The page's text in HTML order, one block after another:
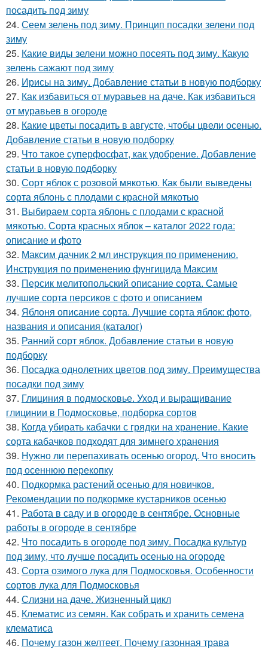
посадить под зиму
24. Сеем зелень под зиму. Принцип посадки зелени под
зиму
25. Какие виды зелени можно посеять под зиму. Какую
зелень сажают под зиму
26. Ирисы на зиму. Добавление статьи в новую подборку
27. Как избавиться от муравьев на даче. Как избавиться
от муравьев в огороде
28. Какие цветы посадить в августе, чтобы цвели осенью.
Добавление статьи в новую подборку
29. Что такое суперфосфат, как удобрение. Добавление
статьи в новую подборку
30. Сорт яблок с розовой мякотью. Как были выведены
сорта яблонь с плодами с красной мякотью
31. Выбираем сорта яблонь с плодами с красной
мякотью. Сорта красных яблок – каталог 2022 года:
описание и фото
32. Максим дачник 2 мл инструкция по применению.
Инструкция по применению фунгицида Максим
33. Персик мелитопольский описание сорта. Самые
лучшие сорта персиков с фото и описанием
34. Яблоня описание сорта. Лучшие сорта яблок: фото,
названия и описания (каталог)
35. Ранний сорт яблок. Добавление статьи в новую
подборку
36. Посадка однолетних цветов под зиму. Преимущества
посадки под зиму
37. Глициния в подмосковье. Уход и выращивание
глицинии в Подмосковье, подборка сортов
38. Когда убирать кабачки с грядки на хранение. Какие
сорта кабачков подходят для зимнего хранения
39. Нужно ли перепахивать осенью огород. Что вносить
под осеннюю перекопку
40. Подкормка растений осенью для новичков.
Рекомендации по подкормке кустарников осенью
41. Работа в саду и в огороде в сентябре. Основные
работы в огороде в сентябре
42. Что посадить в огороде под зиму. Посадка культур
под зиму, что лучше посадить осенью на огороде
43. Сорта озимого лука для Подмосковья. Особенности
сортов лука для Подмосковья
44. Слизни на даче. Жизненный цикл
45. Клематис из семян. Как собрать и хранить семена
клематиса
46. Почему газон желтеет. Почему газонная трава